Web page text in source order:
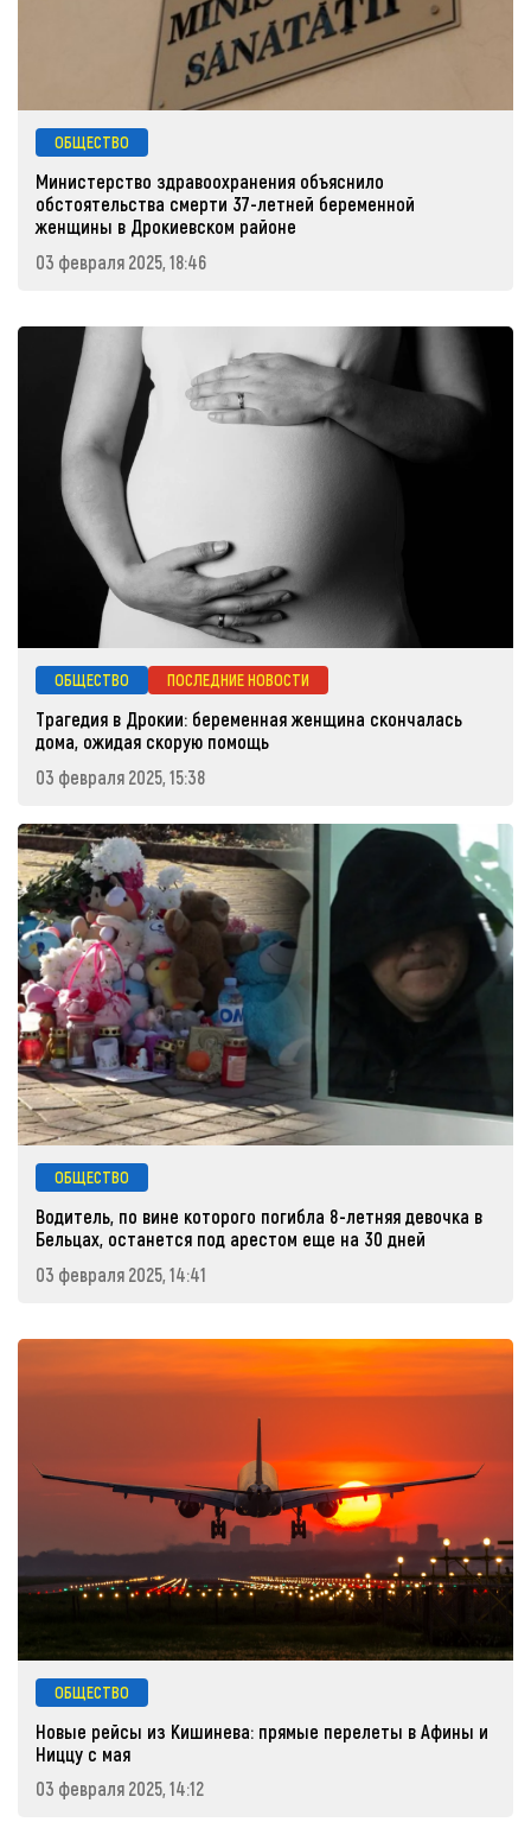
ОБЩЕСТВО
Министерство здравоохранения объяснило
обстоятельства смерти 37-летней беременной
женщины в Дрокиевском районе
03 февраля 2025, 18:46
ОБЩЕСТВО ПОСЛЕДНИЕ НОВОСТИ
Трагедия в Дрокии: беременная женщина скончалась
дома, ожидая скорую помощь
03 февраля 2025, 15:38
ОБЩЕСТВО
Водитель, по вине которого погибла 8-летняя девочка в
Бельцах, останется под арестом еще на 30 дней
03 февраля 2025, 14:41
ОБЩЕСТВО
Новые рейсы из Кишинева: прямые перелеты в Афины и
Ниццу с мая
03 февраля 2025, 14:12